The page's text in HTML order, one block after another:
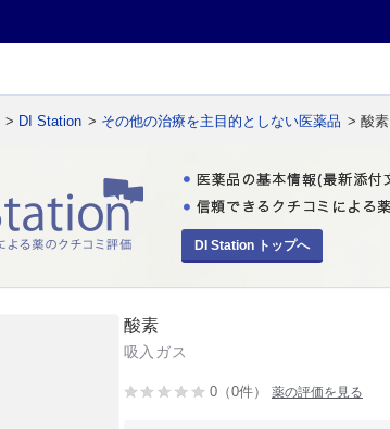
> DI Station > その他の治療を主目的としない医薬品 > 酸素
DI Station トップへ
酸素
吸入ガス
0（0件） 薬の評価を見る